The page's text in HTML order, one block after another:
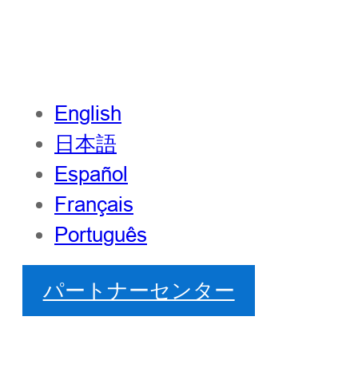
English
日本語
Español
Français
Português
パートナーセンター